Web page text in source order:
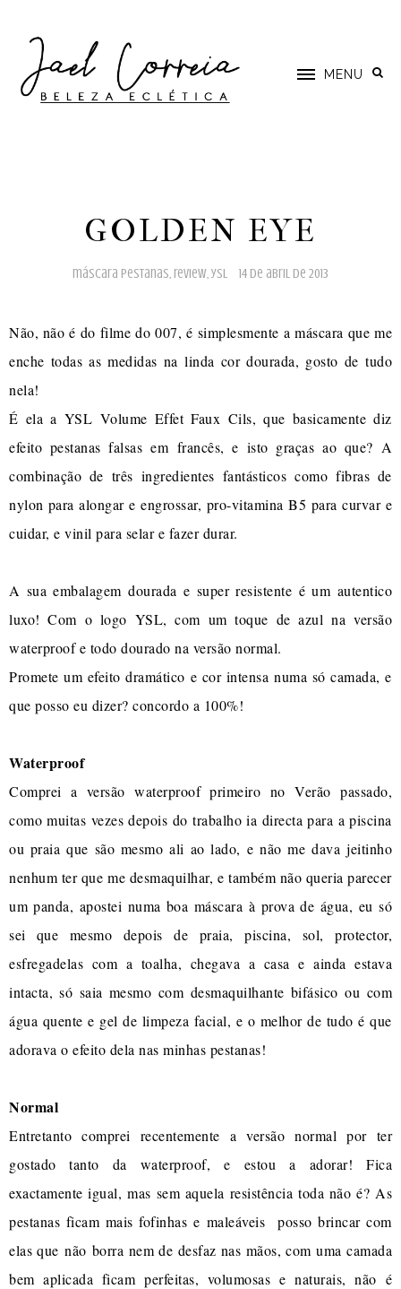
MENU
GOLDEN EYE
máscara pestanas, review,ysl 14 de abril de 2013
Não, não é do filme do 007, é simplesmente a máscara que me
enche todas as medidas na linda cor dourada, gosto de tudo
nela!
É ela a YSL Volume Effet Faux Cils, que basicamente diz
efeito pestanas falsas em francês, e isto graças ao que? A
combinação de três ingredientes fantásticos como fibras de
nylon para alongar e engrossar, pro-vitamina B5 para curvar e
cuidar, e vinil para selar e fazer durar.
A sua embalagem dourada e super resistente é um autentico
luxo! Com o logo YSL, com um toque de azul na versão
waterproof e todo dourado na versão normal.
Promete um efeito dramático e cor intensa numa só camada, e
que posso eu dizer? concordo a 100%!
Waterproof
Comprei a versão waterproof primeiro no Verão passado,
como muitas vezes depois do trabalho ia directa para a piscina
ou praia que são mesmo ali ao lado, e não me dava jeitinho
nenhum ter que me desmaquilhar, e também não queria parecer
um panda, apostei numa boa máscara à prova de água, eu só
sei que mesmo depois de praia, piscina, sol, protector,
esfregadelas com a toalha, chegava a casa e ainda estava
intacta, só saia mesmo com desmaquilhante bifásico ou com
água quente e gel de limpeza facial, e o melhor de tudo é que
adorava o efeito dela nas minhas pestanas!
Normal
Entretanto comprei recentemente a versão normal por ter
gostado tanto da waterproof, e estou a adorar! Fica
exactamente igual, mas sem aquela resistência toda não é? As
pestanas ficam mais fofinhas e maleáveis posso brincar com
elas que não borra nem de desfaz nas mãos, com uma camada
bem aplicada ficam perfeitas, volumosas e naturais, não é